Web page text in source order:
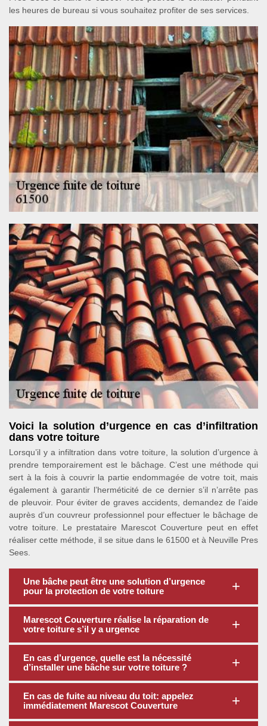
les heures de bureau si vous souhaitez profiter de ses services.
Voici la solution d’urgence en cas d’infiltration
dans votre toiture
Lorsqu’il y a infiltration dans votre toiture, la solution d’urgence à
prendre temporairement est le bâchage. C’est une méthode qui
sert à la fois à couvrir la partie endommagée de votre toit, mais
également à garantir l’herméticité de ce dernier s’il n’arrête pas
de pleuvoir. Pour éviter de graves accidents, demandez de l’aide
auprès d’un couvreur professionnel pour effectuer le bâchage de
votre toiture. Le prestataire Marescot Couverture peut en effet
réaliser cette méthode, il se situe dans le 61500 et à Neuville Pres
Sees.
Une bâche peut être une solution d’urgence
pour la protection de votre toiture
Marescot Couverture réalise la réparation de
votre toiture s’il y a urgence
En cas d’urgence, quelle est la nécessité
d’installer une bâche sur votre toiture ?
En cas de fuite au niveau du toit: appelez
immédiatement Marescot Couverture